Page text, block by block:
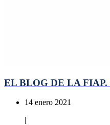
EL BLOG DE LA FIAP.
14 enero 2021
|